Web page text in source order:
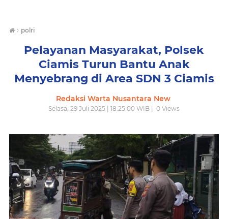
› polri
Pelayanan Masyarakat, Polsek
Ciamis Turun Bantu Anak
Menyebrang di Area SDN 3 Ciamis
Redaksi Warta Nusantara New
Selasa, 29 Juli 2025 | 18.25.00 WIB | 0 Views